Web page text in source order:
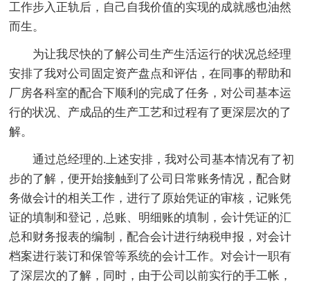
工作步入正轨后，自己自我价值的实现的成就感也油然
而生。
为让我尽快的了解公司生产生活运行的状况总经理
安排了我对公司固定资产盘点和评估，在同事的帮助和
厂房各科室的配合下顺利的完成了任务，对公司基本运
行的状况、产成品的生产工艺和过程有了更深层次的了
解。
通过总经理的.上述安排，我对公司基本情况有了初
步的了解，便开始接触到了公司日常账务情况，配合财
务做会计的相关工作，进行了原始凭证的审核，记账凭
证的填制和登记，总账、明细账的填制，会计凭证的汇
总和财务报表的编制，配合会计进行纳税申报，对会计
档案进行装订和保管等系统的会计工作。对会计一职有
了深层次的了解，同时，由于公司以前实行的手工帐，